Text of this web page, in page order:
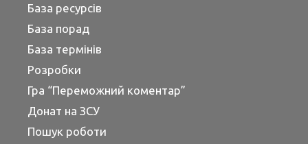
База ресурсів
База порад
База термінів
Розробки
Гра “Переможний коментар”
Донат на ЗСУ
Пошук роботи